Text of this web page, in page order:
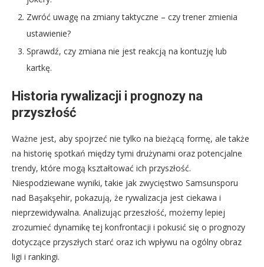
Zwróć uwagę na zmiany taktyczne – czy trener zmienia
ustawienie?
Sprawdź, czy zmiana nie jest reakcją na kontuzję lub
kartkę.
Historia rywalizacji i prognozy na
przyszłość
Ważne jest, aby spojrzeć nie tylko na bieżącą formę, ale także
na historię spotkań między tymi drużynami oraz potencjalne
trendy, które mogą kształtować ich przyszłość.
Niespodziewane wyniki, takie jak zwycięstwo Samsunsporu
nad Başakşehir, pokazują, że rywalizacja jest ciekawa i
nieprzewidywalna. Analizując przeszłość, możemy lepiej
zrozumieć dynamikę tej konfrontacji i pokusić się o prognozy
dotyczące przyszłych starć oraz ich wpływu na ogólny obraz
ligi i rankingi.